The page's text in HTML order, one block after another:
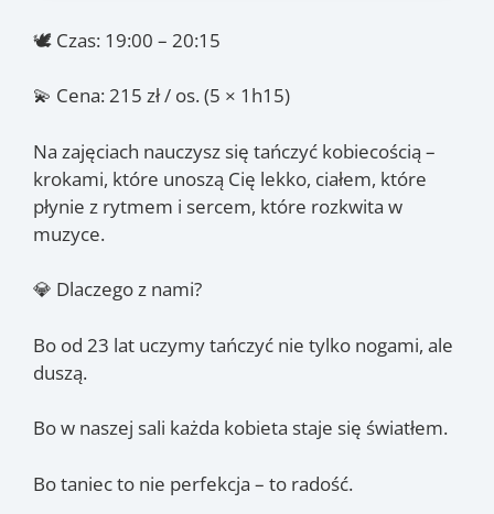
🕊 Czas: 19:00 – 20:15
💫 Cena: 215 zł / os. (5 × 1h15)
Na zajęciach nauczysz się tańczyć kobiecością –
krokami, które unoszą Cię lekko, ciałem, które
płynie z rytmem i sercem, które rozkwita w
muzyce.
💎 Dlaczego z nami?
Bo od 23 lat uczymy tańczyć nie tylko nogami, ale
duszą.
Bo w naszej sali każda kobieta staje się światłem.
Bo taniec to nie perfekcja – to radość.